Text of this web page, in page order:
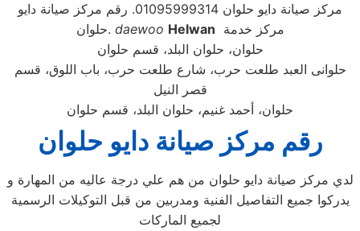
مركز صيانة دايو حلوان 01095999314. رقم مركز صيانة دايو
حلوان. daewoo Helwan مركز خدمة
حلوان، حلوان البلد، قسم حلوان
حلوانى العبد طلعت حرب، شارع طلعت حرب، باب اللوق، قسم
قصر النيل
حلوان، أحمد غنيم، حلوان البلد، قسم حلوان
رقم مركز صيانة دايو حلوان
لدي مركز صيانة دايو حلوان من هم علي درجة عاليه من المهارة و
يدركوا جميع التفاصيل الفنية ومدربين من قبل التوكيلات الرسمية
لجميع الماركات